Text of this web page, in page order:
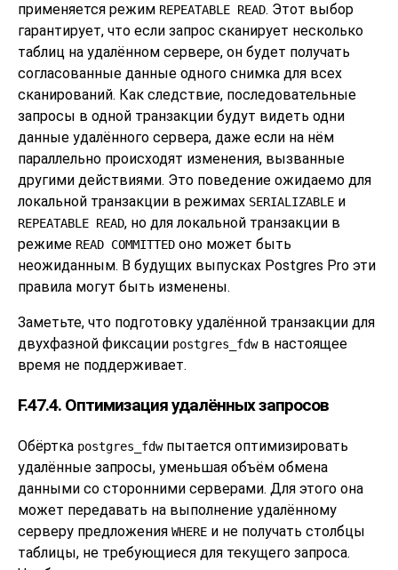
применяется режим REPEATABLE READ. Этот выбор
гарантирует, что если запрос сканирует несколько
таблиц на удалённом сервере, он будет получать
согласованные данные одного снимка для всех
сканирований. Как следствие, последовательные
запросы в одной транзакции будут видеть одни
данные удалённого сервера, даже если на нём
параллельно происходят изменения, вызванные
другими действиями. Это поведение ожидаемо для
локальной транзакции в режимах SERIALIZABLE и
REPEATABLE READ, но для локальной транзакции в
режиме READ COMMITTED оно может быть
неожиданным. В будущих выпусках Postgres Pro эти
правила могут быть изменены.
Заметьте, что подготовку удалённой транзакции для
двухфазной фиксации postgres_fdwв настоящее
время не поддерживает.
F.47.4. Оптимизация удалённых запросов
Обёртка postgres_fdwпытается оптимизировать
удалённые запросы, уменьшая объём обмена
данными со сторонними серверами. Для этого она
может передавать на выполнение удалённому
серверу предложения WHERE и не получать столбцы
таблицы, не требующиеся для текущего запроса.